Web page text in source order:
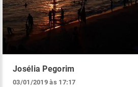
Josélia Pegorim
03/01/2019 às 17:17